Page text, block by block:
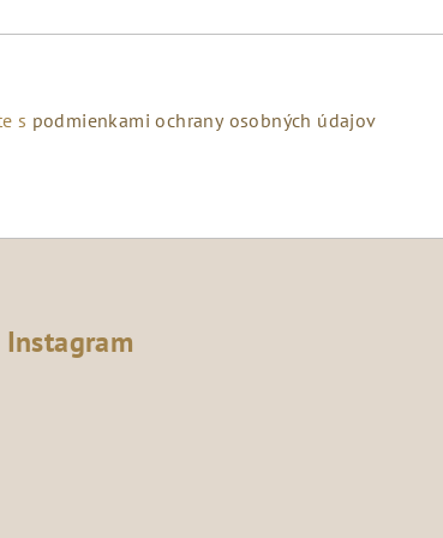
s podmienkami ochrany osobných údajov
Instagram